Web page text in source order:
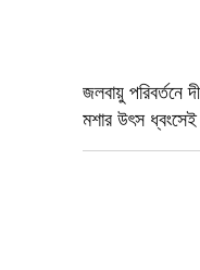
জলবায়ু পরিবর্তনে
মশার উৎস